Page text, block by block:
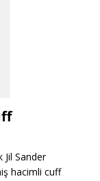
Jil Sander
hacimli cuff